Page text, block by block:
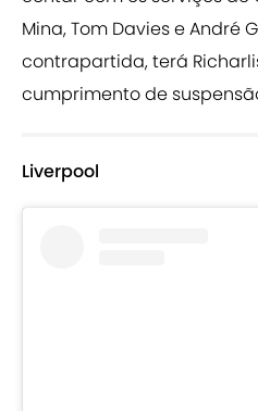
Mina, Tom Davies e André
contrapartida, terá
cumprimento de
Liverpool